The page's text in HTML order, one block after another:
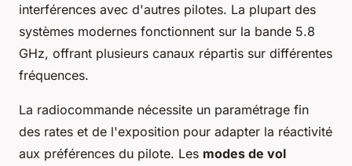
interférences avec d'autres pilotes. La plupart des
systèmes modernes fonctionnent sur la bande 5.8
GHz, offrant plusieurs canaux répartis sur différentes
fréquences.
La radiocommande nécessite un paramétrage fin
des rates et de l'exposition pour adapter la réactivité
aux préférences du pilote. Les modes de vol